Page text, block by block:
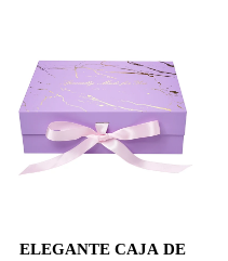
ELEGANTE CAJA DE